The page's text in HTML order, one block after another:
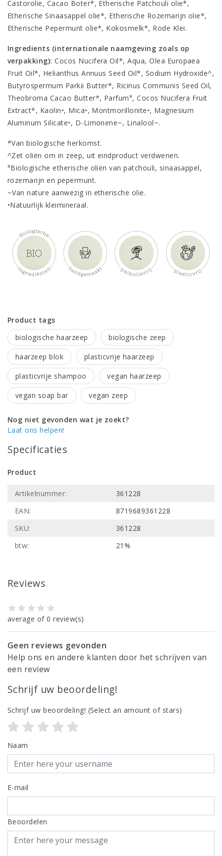
Castorolie, Cacao Boter*, Etherische Patchouli olie*,
Etherische Sinaasappel olie*, Etherische Rozemarijn olie*,
Etherische Pepermunt olie*, Kokosmelk*, Rode Klei.
Ingredients (internationale naamgeving zoals op
verpakking): Cocos Nucifera Oil*, Aqua, Olea Europaea
Fruit Oil*, Helianthus Annuus Seed Oil*, Sodium Hydroxide^,
Butyrospermum Parkii Butter*, Ricinus Communis Seed Oil,
Theobroma Cacao Butter*, Parfum°, Cocos Nucifera Fruit
Extract*, Kaolin•, Mica•, Montmorillonite•, Magnesium
Aluminum Silicate•, D-Limonene~, Linalool~.
*Van biologische herkomst.
^Zet oliën om in zeep, uit eindproduct verdwenen.
°Biologische etherische oliën van patchouli, sinaasappel,
rozemarijn en pepermunt.
~Van nature aanwezig in etherische olie.
•Natuurlijk kleimineraal.
Product tags
biologische haarzeep
biologische zeep
haarzeep blok plasticvrije haarzeep
plasticvrije shampoo vegan haarzeep
vegan soap bar vegan zeep
Nog niet gevonden wat je zoekt?
Laat ons helpen!
Specificaties
Product
Artikelnummer:
361228
EAN:
8719689361228
SKU:
361228
btw:
21%
Reviews
average of 0 review(s)
Geen reviews gevonden
Help ons en andere klanten door het schrijven van
een review
Schrijf uw beoordeling!
Schrijf uw beoordeling! (Select an amount of stars)
Naam
E-mail
Beoordelen